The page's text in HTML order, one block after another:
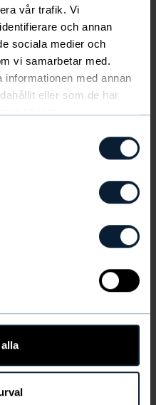
vår trafik. Vi
och annan
sociala medier och
vi samarbetar med.
med annan
eller som de har
tjänster.
erinomaisesti sisälle
on iso tasku
avaintasku. Lahkeen
silikonipainatus pitää
lisää